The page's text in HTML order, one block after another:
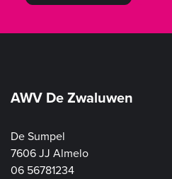
AWV De Zwaluwen
De Sumpel
7606 JJ Almelo
06 56781234